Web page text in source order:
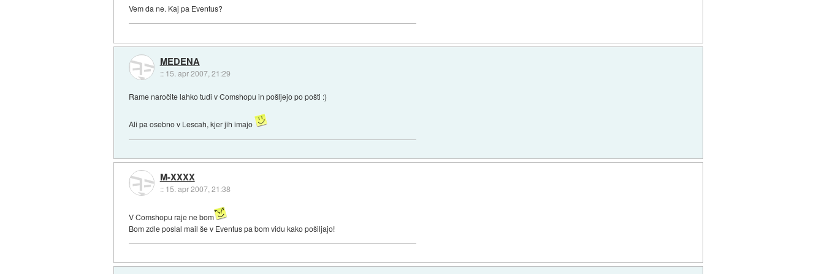
Vem da ne. Kaj pa Eventus?
MEDENA
:: 15. apr 2007, 21:29
Rame naročite lahko tudi v Comshopu in pošljejo po pošti :)
Ali pa osebno v Lescah, kjer jih imajo
M-XXXX
:: 15. apr 2007, 21:38
V Comshopu raje ne bom
Bom zdle poslal mail še v Eventus pa bom vidu kako pošiljajo!